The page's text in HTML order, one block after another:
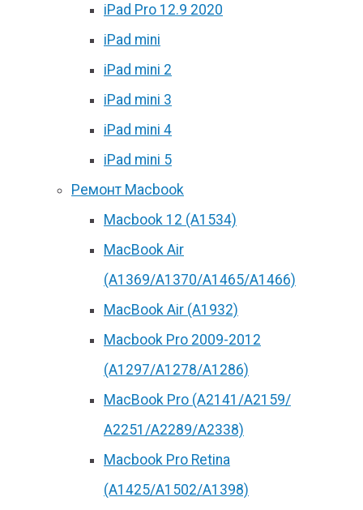
iPad Pro 12.9 2020
iPad mini
iPad mini 2
iPad mini 3
iPad mini 4
iPad mini 5
Ремонт Macbook
Macbook 12 (А1534)
MacBook Air
(A1369/A1370/A1465/A1466)
MacBook Air (A1932)
Macbook Pro 2009-2012
(A1297/A1278/A1286)
MacBook Pro (А2141/А2159/
А2251/A2289/A2338)
Macbook Pro Retina
(А1425/A1502/A1398)